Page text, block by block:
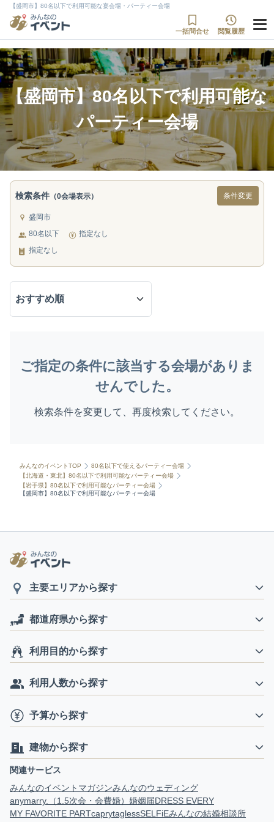
【盛岡市】80名以下で利用可能な宴会場・パーティー会場
一括問合せ 閲覧履歴
【盛岡市】80名以下で利用可能な
パーティー会場
検索条件 （0会場表示） 条件変更
盛岡市
80名以下
指定なし
指定なし
ご指定の条件に該当する会場がありま
せんでした。
検索条件を変更して、再度検索してください。
みんなのイベントTOP
80名以下で使えるパーティー会場
【北海道・東北】80名以下で利用可能なパーティー会場
【岩手県】80名以下で利用可能なパーティー会場
【盛岡市】80名以下で利用可能なパーティー会場
主要エリアから探す
都道府県から探す
利用目的から探す
利用人数から探す
予算から探す
建物から探す
関連サービス
みんなのイベントマガジンみんなのウェディング
anymarry.（1.5次会・会費婚） 婚姻届DRESS EVERY
MY FAVORITE PARTcaprytaglessSELFiEみんなの結婚相談所